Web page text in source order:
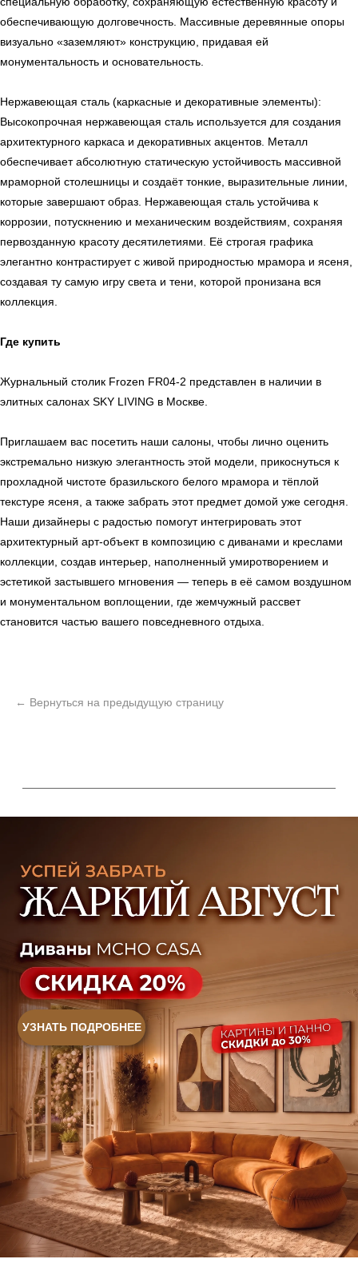
обеспечивающую долговечность. Массивные деревянные опоры
визуально «заземляют» конструкцию, придавая ей
монументальность и основательность.
Нержавеющая сталь (каркасные и декоративные элементы):
Высокопрочная нержавеющая сталь используется для создания
архитектурного каркаса и декоративных акцентов. Металл
обеспечивает абсолютную статическую устойчивость массивной
мраморной столешницы и создаёт тонкие, выразительные линии,
которые завершают образ. Нержавеющая сталь устойчива к
коррозии, потускнению и механическим воздействиям, сохраняя
первозданную красоту десятилетиями. Её строгая графика
элегантно контрастирует с живой природностью мрамора и ясеня,
создавая ту самую игру света и тени, которой пронизана вся
коллекция.
Где купить
Журнальный столик Frozen FR04-2 представлен в наличии в
элитных салонах SKY LIVING в Москве.
Приглашаем вас посетить наши салоны, чтобы лично оценить
экстремально низкую элегантность этой модели, прикоснуться к
прохладной чистоте бразильского белого мрамора и тёплой
текстуре ясеня, а также забрать этот предмет домой уже сегодня.
Наши дизайнеры с радостью помогут интегрировать этот
архитектурный арт-объект в композицию с диванами и креслами
коллекции, создав интерьер, наполненный умиротворением и
эстетикой застывшего мгновения — теперь в её самом воздушном
и монументальном воплощении, где жемчужный рассвет
становится частью вашего повседневного отдыха.
Свет
Декор БФ Возрождение
Блог
Офисная мебель
+7 (958) 202-41-41
+7 (499) 916-60-66
+7 (932) 021-99-97
+7 (499) 916-60-10,
Политика возврата товаров
Sales@skyliving.ru
Ежедневно, с 10:00 до 21:00